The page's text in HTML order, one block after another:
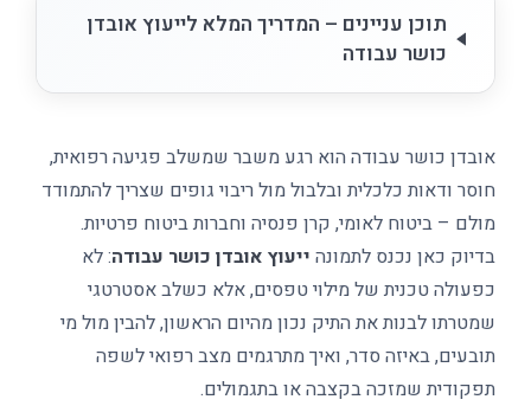
תוכן עניינים – המדריך המלא לייעוץ אובדן
כושר עבודה
אובדן כושר עבודה הוא רגע משבר שמשלב פגיעה רפואית,
חוסר ודאות כלכלית ובלבול מול ריבוי גופים שצריך להתמודד
מולם – ביטוח לאומי, קרן פנסיה וחברות ביטוח פרטיות.
בדיוק כאן נכנס לתמונה ייעוץ אובדן כושר עבודה: לא
כפעולה טכנית של מילוי טפסים, אלא כשלב אסטרטגי
שמטרתו לבנות את התיק נכון מהיום הראשון, להבין מול מי
תובעים, באיזה סדר, ואיך מתרגמים מצב רפואי לשפה
תפקודית שמזכה בקצבה או בתגמולים.